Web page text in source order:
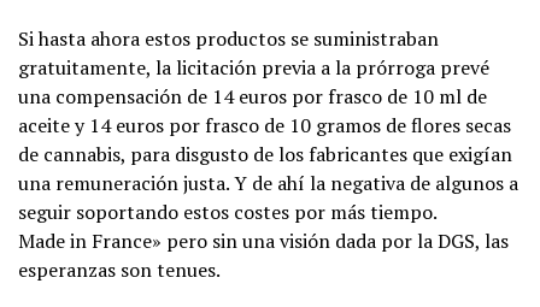
Si hasta ahora estos productos se suministraban
gratuitamente, la licitación previa a la prórroga prevé
una compensación de 14 euros por frasco de 10 ml de
aceite y 14 euros por frasco de 10 gramos de flores secas
de cannabis, para disgusto de los fabricantes que exigían
una remuneración justa. Y de ahí la negativa de algunos a
seguir soportando estos costes por más tiempo.
Made in France» pero sin una visión dada por la DGS, las
esperanzas son tenues.